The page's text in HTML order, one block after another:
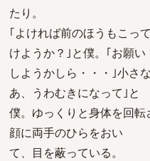
たり。
｢よければ前のほうもこっ
けようか？｣と僕。｢お願い
しようかしら・・・｣小さ
あ、うわむきになって｣と
僕。ゆっくりと身体を回転
顔に両手のひらをおい
て、目を蔽っている。